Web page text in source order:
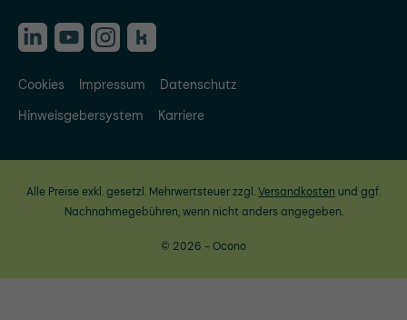
Cookies Impressum
Datenschutz
Hinweisgebersystem
Karriere
Alle Preise exkl. gesetzl. Mehrwertsteuer zzgl.Versandkosten und ggf.
Nachnahmegebühren, wenn nicht anders angegeben.
© 2026 - Ocono